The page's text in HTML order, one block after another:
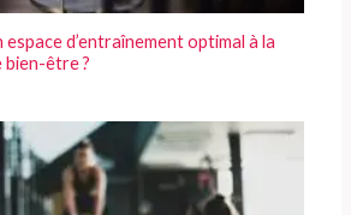
d’entraînement optimal à la
être ?